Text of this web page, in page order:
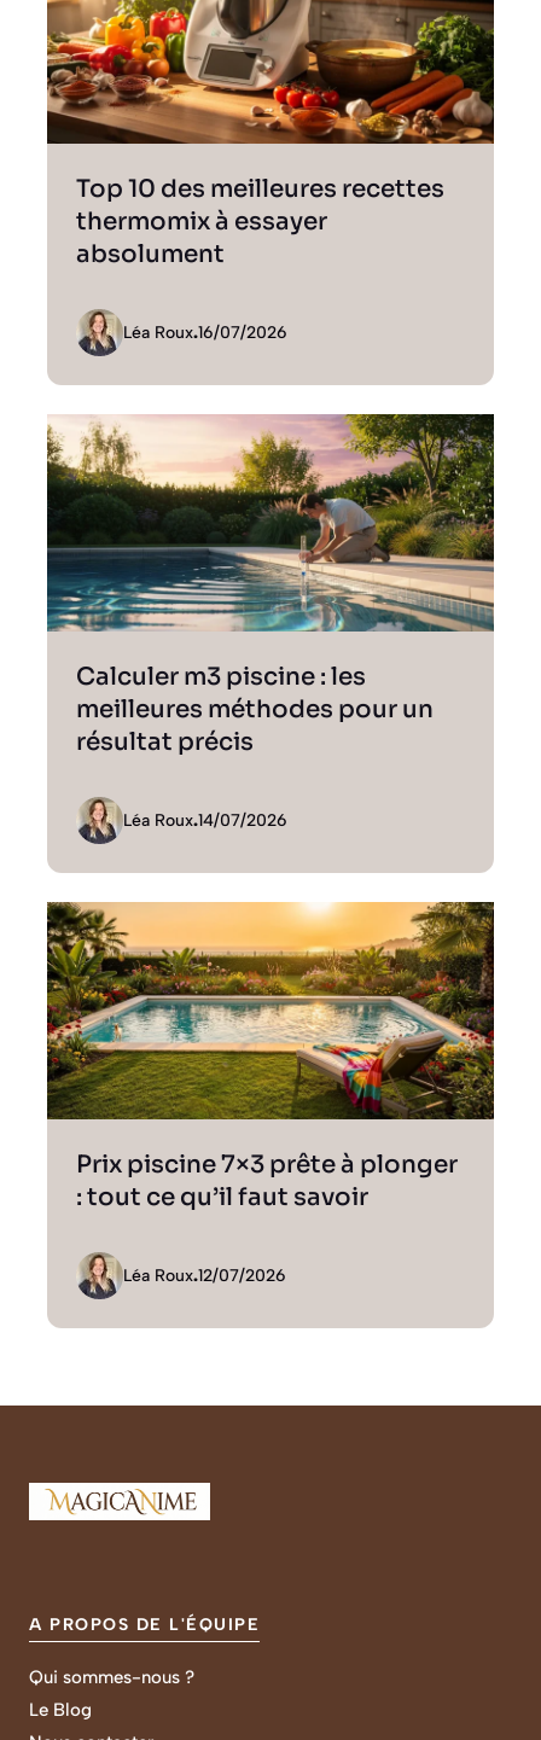
Top 10 des meilleures recettes
thermomix à essayer
absolument
Léa Roux.16/07/2026
Calculer m3 piscine : les
meilleures méthodes pour un
résultat précis
Léa Roux.14/07/2026
Prix piscine 7×3 prête à plonger
: tout ce qu’il faut savoir
Léa Roux.12/07/2026
A PROPOS DE L'ÉQUIPE
Qui sommes-nous ?
Le Blog